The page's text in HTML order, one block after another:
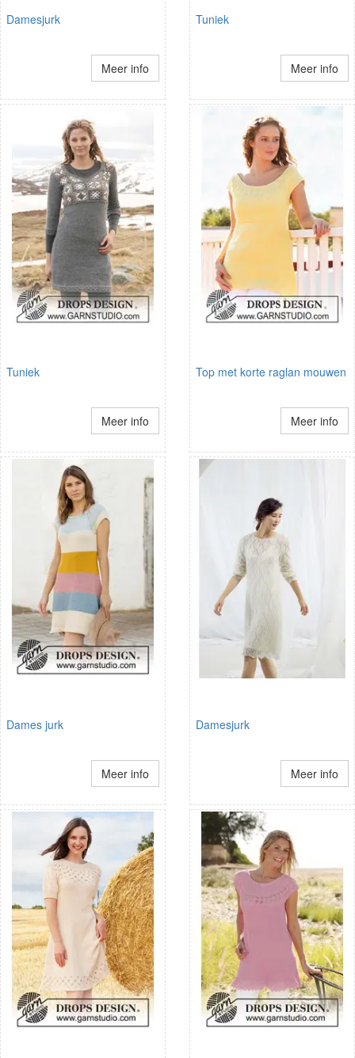
Damesjurk
Meer info
Tuniek
Meer info
Tuniek
Meer info
Top met korte raglan mouwen
Meer info
Dames jurk
Meer info
Damesjurk
Meer info